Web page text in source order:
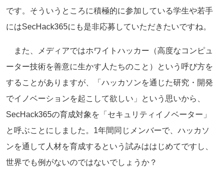
です。そういうところに積極的に参加している学生や若手
にはSecHack365にも是非応募していただきたいですね。
また、メディアではホワイトハッカー（高度なコンピュ
ーター技術を善意に生かす人たちのこと）という呼び方を
することがありますが、「ハッカソンを通じた研究・開発
でイノベーションを起こして欲しい」という思いから、
SecHack365の育成対象を「セキュリティイノベーター」
と呼ぶことにしました。1年間同じメンバーで、ハッカソ
ンを通して人材を育成するという試みははじめてですし、
世界でも例がないのではないでしょうか？